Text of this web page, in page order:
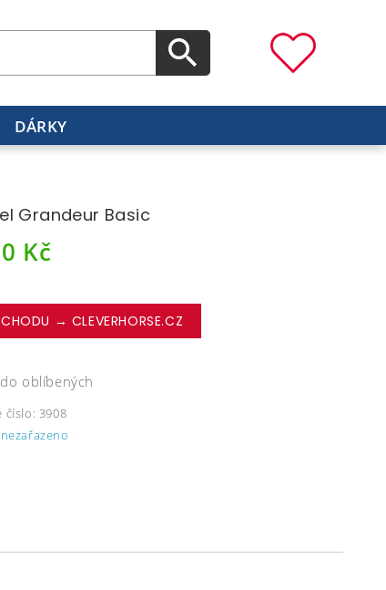
DÁRKY
Grandeur Basic
Kč
→ CLEVERHORSE.CZ
oblíbených
číslo: 3908
nezařazeno